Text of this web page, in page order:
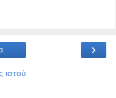
›
ιστού